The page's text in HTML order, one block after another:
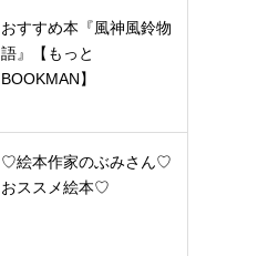
おすすめ本『風神風鈴物
語』【もっと
BOOKMAN】
♡絵本作家のぶみさん♡
おススメ絵本♡